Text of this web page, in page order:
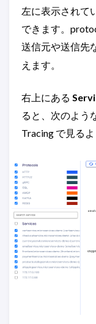
左に表示されて
できます。
送信元や送信先
えます。
右上にある
ると、次のよう
Tracing で見る